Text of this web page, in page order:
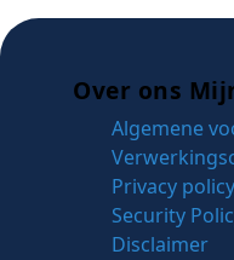
Over ons
Algemene
Privacy policy
Security
Disclaimer